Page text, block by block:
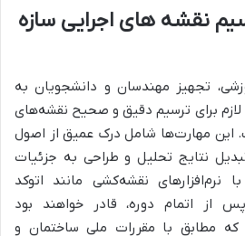
نقشه های اجرایی سازه
تجهیز مهندسان و دانشجویان به
لازم برای ترسیم دقیق و صحیح نقشه‌های
این مهارت‌ها شامل درک عمیق از اصول
نتایج تحلیل و طراحی به جزئیات
نرم‌افزارهای نقشه‌کشی مانند اتوکد
از اتمام دوره، قادر خواهند بود
که مطابق با مقررات ملی ساختمان و